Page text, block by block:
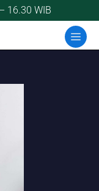
16.30 WIB